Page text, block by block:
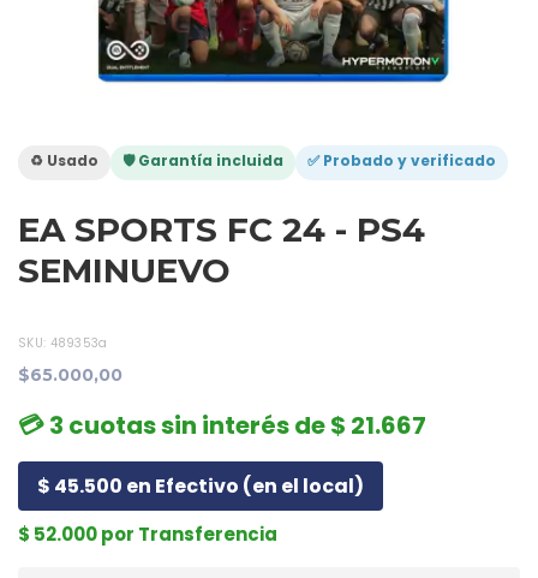
♻️ Usado 🛡️ Garantía incluida ✅ Probado y verificado
EA SPORTS FC 24 - PS4
SEMINUEVO
SKU: 489353a
$65.000,00
💳 3 cuotas sin interés de $ 21.667
$ 45.500 en Efectivo (en el local)
$ 52.000 por Transferencia